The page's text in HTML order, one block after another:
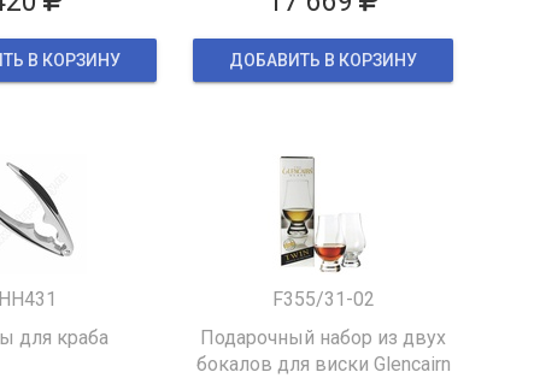
В КОРЗИНУ ДОБАВИТЬ В КОРЗИНУ
для краба
F355/31-02
Подарочный набор из двух
бокалов для виски Glencairn